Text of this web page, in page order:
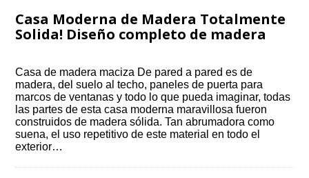
Casa Moderna de Madera Totalmente
Solida! Diseño completo de madera
Casa de madera maciza De pared a pared es de
madera, del suelo al techo, paneles de puerta para
marcos de ventanas y todo lo que pueda imaginar, todas
las partes de esta casa moderna maravillosa fueron
construidos de madera sólida. Tan abrumadora como
suena, el uso repetitivo de este material en todo el
exterior…